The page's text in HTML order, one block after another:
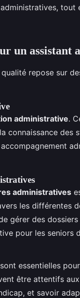
tout
un assistant
repose sur
administrative.
connaissance des
administratives
les différentes
gérer des
pour les seniors
essentielles
être attentifs
et savoir